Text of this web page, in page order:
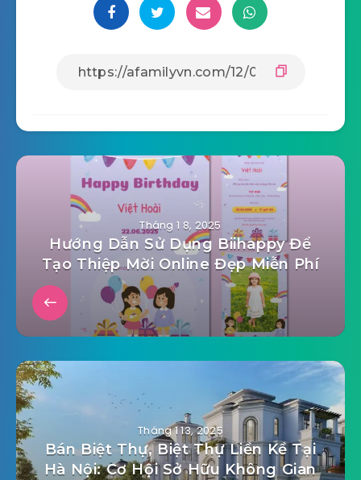
Tháng 1 8, 2025
Hướng Dẫn Sử Dụng Biihappy Để
Tạo Thiệp Mời Online Đẹp Miễn Phí
Tháng 1 13, 2025
Bán Biệt Thự, Biệt Thự Liền Kề Tại
Hà Nội: Cơ Hội Sở Hữu Không Gian